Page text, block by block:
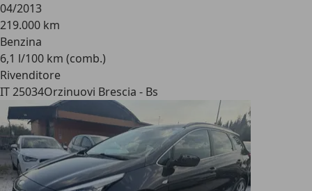
04/2013
219.000 km
Benzina
6,1 l/100 km (comb.)
Rivenditore
IT 25034Orzinuovi Brescia - Bs